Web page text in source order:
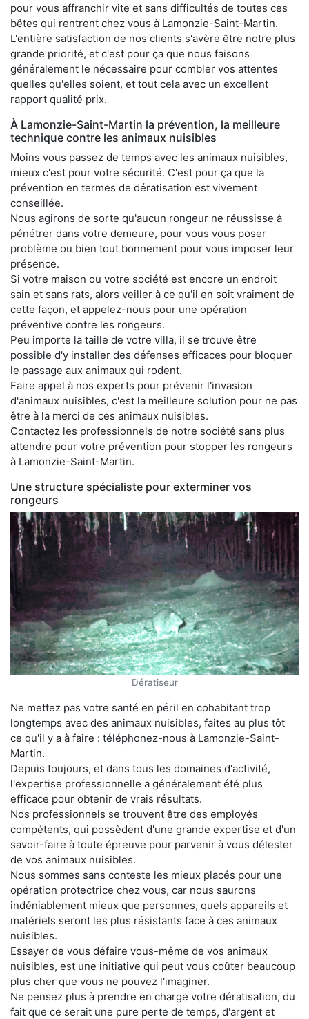
pour vous affranchir vite et sans difficultés de toutes ces
bêtes qui rentrent chez vous à Lamonzie-Saint-Martin.
L'entière satisfaction de nos clients s'avère être notre plus
grande priorité, et c'est pour ça que nous faisons
généralement le nécessaire pour combler vos attentes
quelles qu'elles soient, et tout cela avec un excellent
rapport qualité prix.
À Lamonzie-Saint-Martin la prévention, la meilleure
technique contre les animaux nuisibles
Moins vous passez de temps avec les animaux nuisibles,
mieux c'est pour votre sécurité. C'est pour ça que la
prévention en termes de dératisation est vivement
conseillée.
Nous agirons de sorte qu'aucun rongeur ne réussisse à
pénétrer dans votre demeure, pour vous vous poser
problème ou bien tout bonnement pour vous imposer leur
présence.
Si votre maison ou votre société est encore un endroit
sain et sans rats, alors veiller à ce qu'il en soit vraiment de
cette façon, et appelez-nous pour une opération
préventive contre les rongeurs.
Peu importe la taille de votre villa, il se trouve être
possible d'y installer des défenses efficaces pour bloquer
le passage aux animaux qui rodent.
Faire appel à nos experts pour prévenir l'invasion
d'animaux nuisibles, c'est la meilleure solution pour ne pas
être à la merci de ces animaux nuisibles.
Contactez les professionnels de notre société sans plus
attendre pour votre prévention pour stopper les rongeurs
à Lamonzie-Saint-Martin.
Une structure spécialiste pour exterminer vos
rongeurs
Dératiseur
Ne mettez pas votre santé en péril en cohabitant trop
longtemps avec des animaux nuisibles, faites au plus tôt
ce qu'il y a à faire : téléphonez-nous à Lamonzie-Saint-
Martin.
Depuis toujours, et dans tous les domaines d'activité,
l'expertise professionnelle a généralement été plus
efficace pour obtenir de vrais résultats.
Nos professionnels se trouvent être des employés
compétents, qui possèdent d'une grande expertise et d'un
savoir-faire à toute épreuve pour parvenir à vous délester
de vos animaux nuisibles.
Nous sommes sans conteste les mieux placés pour une
opération protectrice chez vous, car nous saurons
indéniablement mieux que personnes, quels appareils et
matériels seront les plus résistants face à ces animaux
nuisibles.
Essayer de vous défaire vous-même de vos animaux
nuisibles, est une initiative qui peut vous coûter beaucoup
plus cher que vous ne pouvez l'imaginer.
Ne pensez plus à prendre en charge votre dératisation, du
fait que ce serait une pure perte de temps, d'argent et